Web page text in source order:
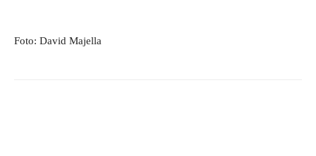
Foto: David Majella